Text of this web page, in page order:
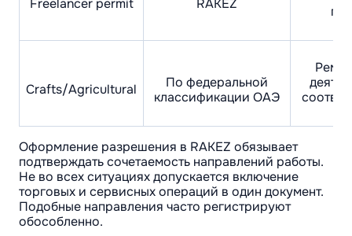
Freelancer permit RAKEZ
Crafts/Agricultural
По федеральной
классификации ОАЭ
Оформление разрешения в RAKEZ обязывает
подтверждать сочетаемость направлений работы.
Не во всех ситуациях допускается включение
торговых и сервисных операций в один документ.
Подобные направления часто регистрируют
обособленно.